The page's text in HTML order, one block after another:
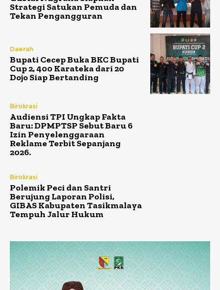
Strategi Satukan Pemuda dan
Tekan Pengangguran
Daerah
Bupati Cecep Buka BKC Bupati
Cup 2, 400 Karateka dari 20
Dojo Siap Bertanding
Birokrasi
Audiensi TPI Ungkap Fakta
Baru: DPMPTSP Sebut Baru 6
Izin Penyelenggaraan
Reklame Terbit Sepanjang
2026.
Birokrasi
Polemik Peci dan Santri
Berujung Laporan Polisi,
GIBAS Kabupaten Tasikmalaya
Tempuh Jalur Hukum